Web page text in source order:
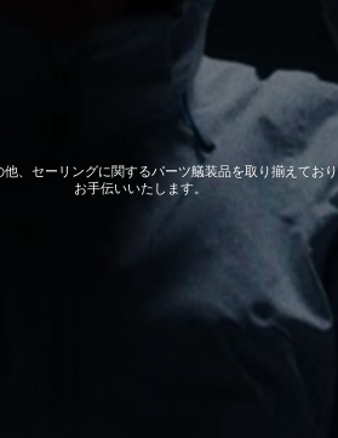
他、セーリングに関するパーツ艤装品を取り揃えて
お手伝いいたします。